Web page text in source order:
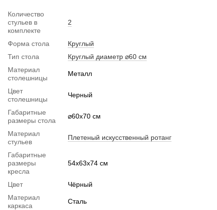
Количество
стульев в
комплекте
2
Форма стола
Круглый
Тип стола
Круглый диаметр ⌀60 см
Материал
столешницы
Металл
Цвет
столешницы
Черный
Габаритные
размеры стола
⌀60x70 см
Материал
стульев
Плетеный искусственный ротанг
Габаритные
размеры
кресла
54х63x74 см
Цвет
Чёрный
Материал
каркаса
Сталь